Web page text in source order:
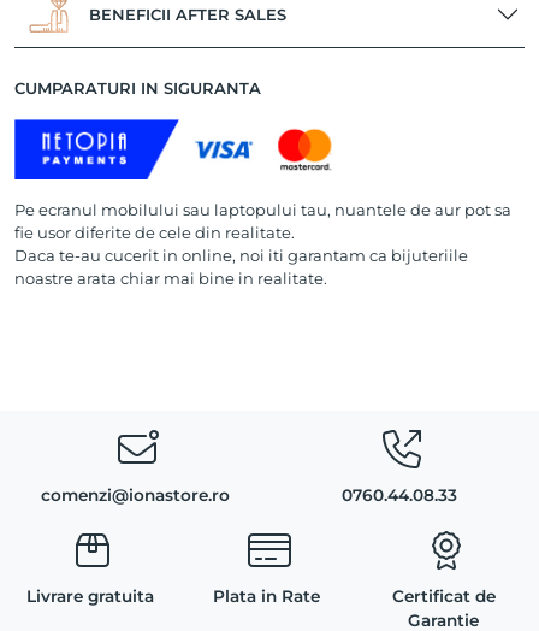
BENEFICII AFTER SALES
CUMPARATURI IN SIGURANTA
Pe ecranul mobilului sau laptopului tau, nuantele de aur pot sa
fie usor diferite de cele din realitate.
Daca te-au cucerit in online, noi iti garantam ca bijuteriile
noastre arata chiar mai bine in realitate.
comenzi@ionastore.ro 0760.44.08.33
Livrare gratuita Plata in Rate
Certificat de
Garantie